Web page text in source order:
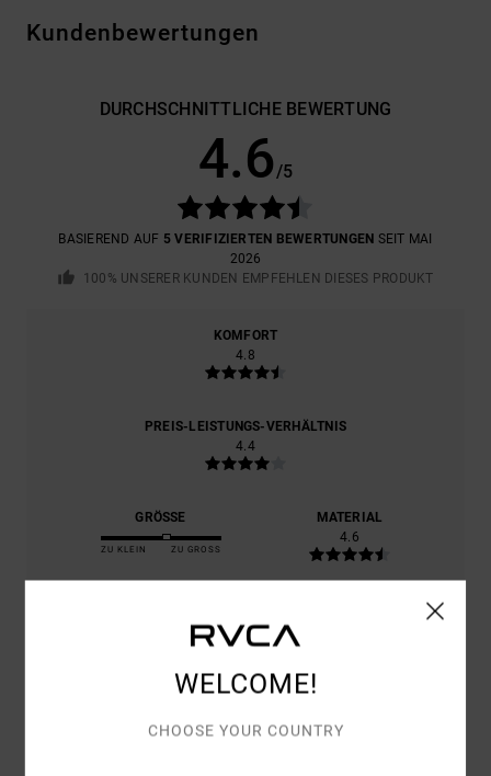
Kundenbewertungen
DURCHSCHNITTLICHE BEWERTUNG
4.6/5
BASIEREND AUF 5 VERIFIZIERTEN BEWERTUNGEN SEIT MAI
2026
100% UNSERER KUNDEN EMPFEHLEN DIESES PRODUKT
KOMFORT
4.8
PREIS-LEISTUNGS-VERHÄLTNIS
4.4
GRÖSSE
ZU KLEIN ZU GROSS
MATERIAL
4.6
4.8
5
WELCOME!
CHOOSE YOUR COUNTRY